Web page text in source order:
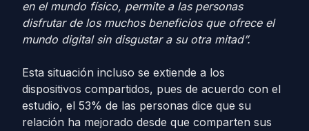
en el mundo físico, permite a las personas
disfrutar de los muchos beneficios que ofrece el
mundo digital sin disgustar a su otra mitad”.
Esta situación incluso se extiende a los
dispositivos compartidos, pues de acuerdo con el
estudio, el 53% de las personas dice que su
relación ha mejorado desde que comparten sus